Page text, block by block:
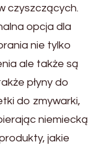
czyszczących.
opcja dla
nie tylko
ale także są
płyny do
do zmywarki,
niemiecką
jakie